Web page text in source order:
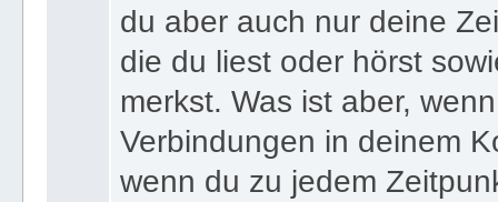
du aber auch nur deine
die du liest oder hörst
merkst. Was ist aber,
Verbindungen in deinem
wenn du zu jedem